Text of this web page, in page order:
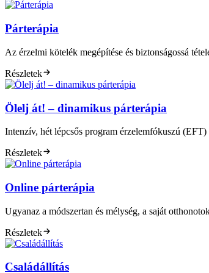
Párterápia
Az érzelmi kötelék megépítése és biztonságossá
Részletek
Ölelj át! – dinamikus párterápia
Intenzív, hét lépcsős program érzelemfókuszú
Részletek
Online párterápia
Ugyanaz a módszertan és mélység, a saját
Részletek
Családállítás